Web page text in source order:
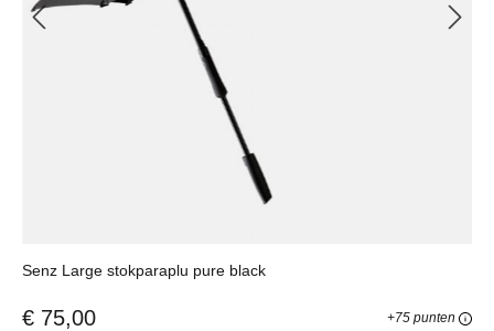
Senz Large stokparaplu pure black
€ 75,00 +75 punten